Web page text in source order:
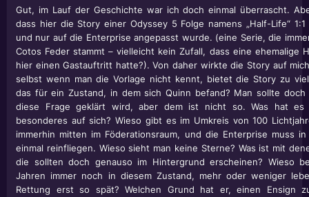
Gut, im Lauf der Geschichte war ich doch einmal überrascht.
dass hier die Story einer Odyssey 5 Folge namens „Half-Life“
und nur auf die Enterprise angepasst wurde. (eine Serie, die
Cotos Feder stammt – vielleicht kein Zufall, dass eine ehemalige
hier einen Gastauftritt hatte?). Von daher wirkte die Story auf
selbst wenn man die Vorlage nicht kennt, bietet die Story zu
das für ein Zustand, in dem sich Quinn befand? Man sollte
diese Frage geklärt wird, aber dem ist nicht so. Was hat es
besonderes auf sich? Wieso gibt es im Umkreis von 100
immerhin mitten im Föderationsraum, und die Enterprise muss
einmal reinfliegen. Wieso sieht man keine Sterne? Was ist mit
die sollten doch genauso im Hintergrund erscheinen? Wieso
Jahren immer noch in diesem Zustand, mehr oder weniger
Rettung erst so spät? Welchen Grund hat er, einen Ensign